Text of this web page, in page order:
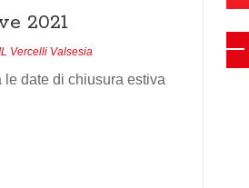
2021
Vercelli Valsesia
date di chiusura estiva